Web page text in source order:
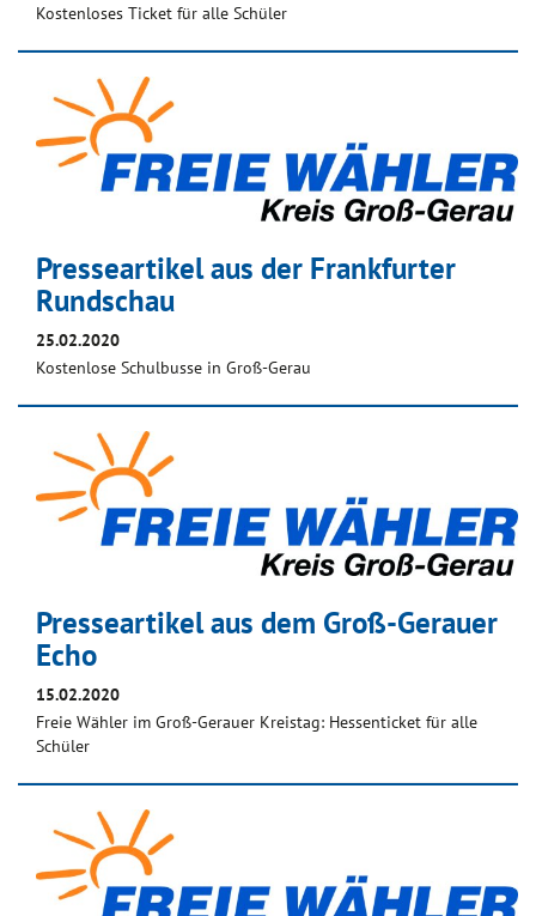
Kostenloses Ticket für alle Schüler
Presseartikel aus der Frankfurter
Rundschau
25.02.2020
Kostenlose Schulbusse in Groß-Gerau
Presseartikel aus dem Groß-Gerauer
Echo
15.02.2020
Freie Wähler im Groß-Gerauer Kreistag: Hessenticket für alle
Schüler